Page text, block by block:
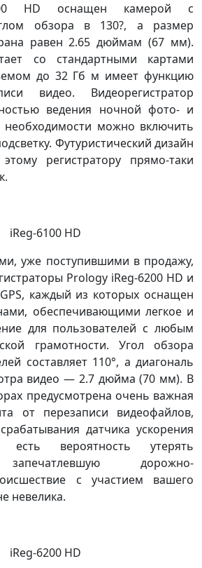
HD оснащен камерой с
обзора в 130?, а размер
равен 2.65 дюймам (67 мм).
со стандартными картами
до 32 Гб м имеет функцию
видео. Видеорегистратор
ведения ночной фото- и
необходимости можно включить
Футуристический дизайн
регистратору прямо-таки
iReg-6100 HD
уже поступившими в продажу,
Prology iReg-6200 HD и
каждый из которых оснащен
обеспечивающими легкое и
для пользователей с любым
грамотности. Угол обзора
составляет 110°, а диагональ
видео — 2.7 дюйма (70 мм). В
предусмотрена очень важная
от перезаписи видеофайлов,
датчика ускорения
есть вероятность утерять
запечатлевшую дорожно-
с участием вашего
невелика.
iReg-6200 HD